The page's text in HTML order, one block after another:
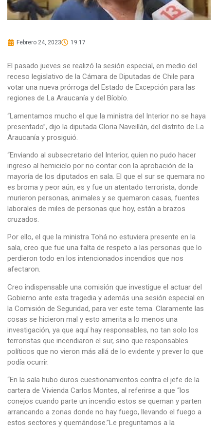
Febrero 24, 2023 19:17
El pasado jueves se realizó la sesión especial, en medio del
receso legislativo de la Cámara de Diputadas de Chile para
votar una nueva prórroga del Estado de Excepción para las
regiones de La Araucanía y del Bíobío.
“Lamentamos mucho el que la ministra del Interior no se haya
presentado”, dijo la diputada Gloria Naveillán, del distrito de La
Araucanía y prosiguió.
“Enviando al subsecretario del Interior, quien no pudo hacer
ingreso al hemiciclo por no contar con la aprobación de la
mayoría de los diputados en sala. El que el sur se quemara no
es broma y peor aún, es y fue un atentado terrorista, donde
murieron personas, animales y se quemaron casas, fuentes
laborales de miles de personas que hoy, están a brazos
cruzados.
Por ello, el que la ministra Tohá no estuviera presente en la
sala, creo que fue una falta de respeto a las personas que lo
perdieron todo en los intencionados incendios que nos
afectaron.
Creo indispensable una comisión que investigue el actuar del
Gobierno ante esta tragedia y además una sesión especial en
la Comisión de Seguridad, para ver este tema. Claramente las
cosas se hicieron mal y esto amerita a lo menos una
investigación, ya que aquí hay responsables, no tan solo los
terroristas que incendiaron el sur, sino que responsables
políticos que no vieron más allá de lo evidente y prever lo que
podía ocurrir.
“En la sala hubo duros cuestionamientos contra el jefe de la
cartera de Vivienda Carlos Montes, al referirse a que “los
conejos cuando parte un incendio estos se queman y parten
arrancando a zonas donde no hay fuego, llevando el fuego a
estos sectores y quemándose.”Le preguntamos a la